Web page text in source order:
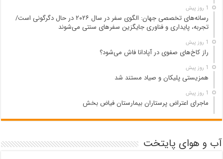
1 روز پیش
رسانه‌های تخصصی جهان: الگوی سفر در سال ۲۰۲۶ در حال دگرگونی است/
تجربه، پایداری و فناوری جایگزین سفرهای سنتی می‌شوند
1 روز پیش
راز کاخ‌های صفوی در آپادانا فاش می‌شود؟
1 روز پیش
همزیستی پلیکان و صیاد مستند شد
1 روز پیش
ماجرای اعتراض پرستاران بیمارستان فیاض بخش
آب و هوای پایتخت